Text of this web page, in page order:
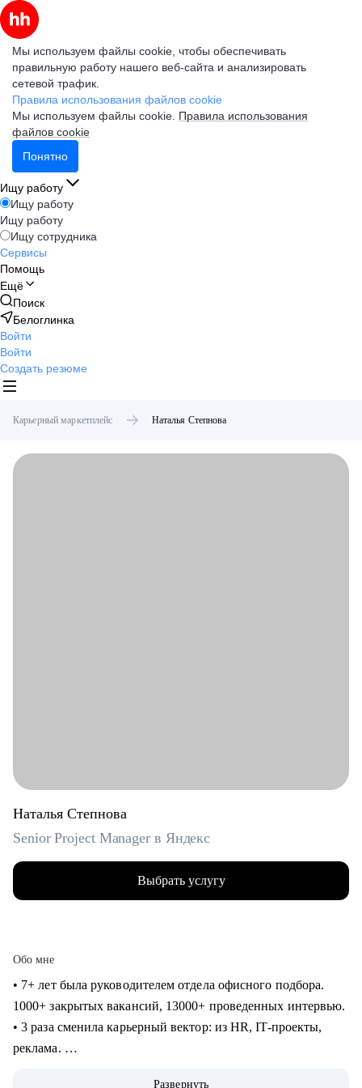
Мы используем файлы cookie, чтобы обеспечивать
правильную работу нашего веб-сайта и анализировать
сетевой трафик.
Правила использования файлов cookie
Мы используем файлы cookie. Правила использования
файлов cookie
Понятно
Ищу работу
Ищу работу
Ищу работу
Ищу сотрудника
Сервисы
Помощь
Ещё
Поиск
Белоглинка
Войти
Войти
Создать резюме
Карьерный маркетплейс Наталья Степнова
Наталья Степнова
Senior Project Manager в Яндекс
Выбрать услугу
Обо мне
• 7+ лет была руководителем отдела офисного подбора.
1000+ закрытых вакансий, 13000+ проведенных интервью.
• 3 раза сменила карьерный вектор: из HR, IT-проекты,
реклама.
Развернуть